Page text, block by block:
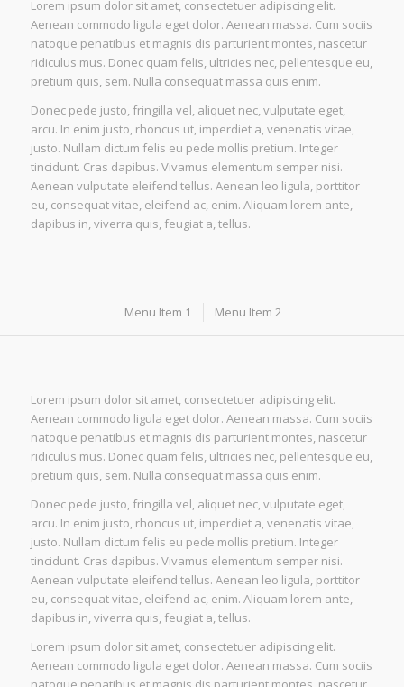
Lorem ipsum dolor sit amet, consectetuer adipiscing elit.
Aenean commodo ligula eget dolor. Aenean massa. Cum sociis
natoque penatibus et magnis dis parturient montes, nascetur
ridiculus mus. Donec quam felis, ultricies nec, pellentesque eu,
pretium quis, sem. Nulla consequat massa quis enim.
Donec pede justo, fringilla vel, aliquet nec, vulputate eget,
arcu. In enim justo, rhoncus ut, imperdiet a, venenatis vitae,
justo. Nullam dictum felis eu pede mollis pretium. Integer
tincidunt. Cras dapibus. Vivamus elementum semper nisi.
Aenean vulputate eleifend tellus. Aenean leo ligula, porttitor
eu, consequat vitae, eleifend ac, enim. Aliquam lorem ante,
dapibus in, viverra quis, feugiat a, tellus.
Menu Item 1 Menu Item 2
Lorem ipsum dolor sit amet, consectetuer adipiscing elit.
Aenean commodo ligula eget dolor. Aenean massa. Cum sociis
natoque penatibus et magnis dis parturient montes, nascetur
ridiculus mus. Donec quam felis, ultricies nec, pellentesque eu,
pretium quis, sem. Nulla consequat massa quis enim.
Donec pede justo, fringilla vel, aliquet nec, vulputate eget,
arcu. In enim justo, rhoncus ut, imperdiet a, venenatis vitae,
justo. Nullam dictum felis eu pede mollis pretium. Integer
tincidunt. Cras dapibus. Vivamus elementum semper nisi.
Aenean vulputate eleifend tellus. Aenean leo ligula, porttitor
eu, consequat vitae, eleifend ac, enim. Aliquam lorem ante,
dapibus in, viverra quis, feugiat a, tellus.
Lorem ipsum dolor sit amet, consectetuer adipiscing elit.
Aenean commodo ligula eget dolor. Aenean massa. Cum sociis